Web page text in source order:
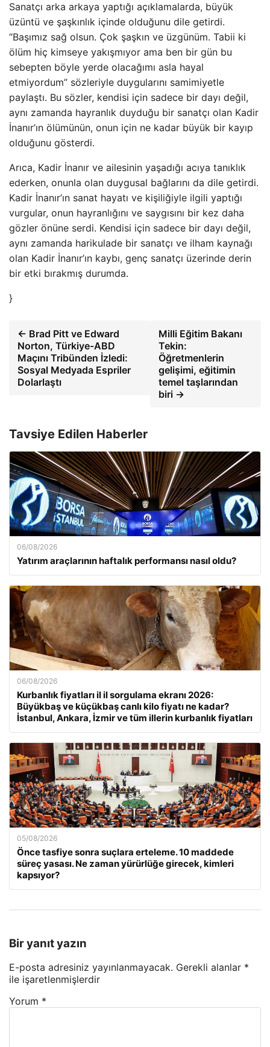
Sanatçı arka arkaya yaptığı açıklamalarda, büyük
üzüntü ve şaşkınlık içinde olduğunu dile getirdi.
“Başımız sağ olsun. Çok şaşkın ve üzgünüm. Tabii ki
ölüm hiç kimseye yakışmıyor ama ben bir gün bu
sebepten böyle yerde olacağımı asla hayal
etmiyordum” sözleriyle duygularını samimiyetle
paylaştı. Bu sözler, kendisi için sadece bir dayı değil,
aynı zamanda hayranlık duyduğu bir sanatçı olan Kadir
İnanır’ın ölümünün, onun için ne kadar büyük bir kayıp
olduğunu gösterdi.
Arıca, Kadir İnanır ve ailesinin yaşadığı acıya tanıklık
ederken, onunla olan duygusal bağlarını da dile getirdi.
Kadir İnanır’ın sanat hayatı ve kişiliğiyle ilgili yaptığı
vurgular, onun hayranlığını ve saygısını bir kez daha
gözler önüne serdi. Kendisi için sadece bir dayı değil,
aynı zamanda harikulade bir sanatçı ve ilham kaynağı
olan Kadir İnanır’ın kaybı, genç sanatçı üzerinde derin
bir etki bırakmış durumda.
}
← Brad Pitt ve Edward
Norton, Türkiye-ABD
Maçını Tribünden İzledi:
Sosyal Medyada Espriler
Dolarlaştı
Milli Eğitim Bakanı
Tekin:
Öğretmenlerin
gelişimi, eğitimin
temel taşlarından
biri →
Tavsiye Edilen Haberler
06/08/2026
Yatırım araçlarının haftalık performansı nasıl oldu?
06/08/2026
Kurbanlık fiyatları il il sorgulama ekranı 2026:
Büyükbaş ve küçükbaş canlı kilo fiyatı ne kadar?
İstanbul, Ankara, İzmir ve tüm illerin kurbanlık fiyatları
05/08/2026
Önce tasfiye sonra suçlara erteleme. 10 maddede
süreç yasası. Ne zaman yürürlüğe girecek, kimleri
kapsıyor?
Bir yanıt yazın
E-posta adresiniz yayınlanmayacak. Gerekli alanlar *
ile işaretlenmişlerdir
Yorum *